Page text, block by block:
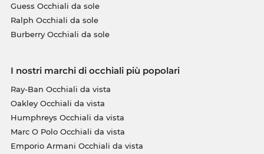
Guess Occhiali da sole
Ralph Occhiali da sole
Burberry Occhiali da sole
I nostri marchi di occhiali più popolari
Ray-Ban Occhiali da vista
Oakley Occhiali da vista
Humphreys Occhiali da vista
Marc O Polo Occhiali da vista
Emporio Armani Occhiali da vista